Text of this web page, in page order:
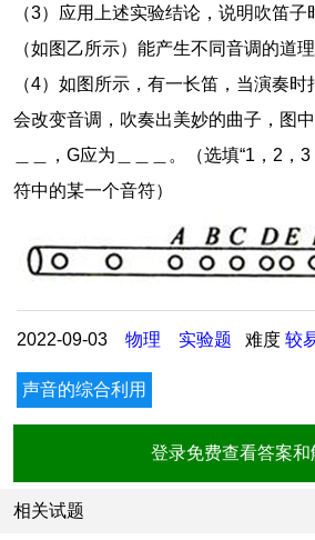
（3）应用上述实验结论，说明吹笛
（如图乙所示）能产生不同音调的道理
（4）如图所示，有一长笛，当演奏
会改变音调，吹奏出美妙的曲子，图
＿＿，G应为＿＿＿。（选填“1，2，
符中的某一个音符）
2022-09-03 物理 实验题 难度 较
声音的综合利用
登录免费查看答案和
相关试题